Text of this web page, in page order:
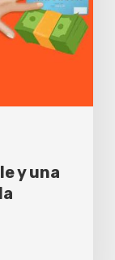
y una